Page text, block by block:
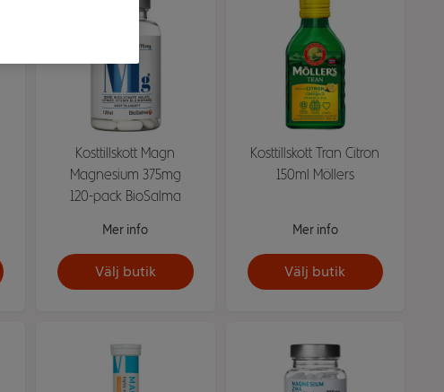
Kosttillskott Magn
Magnesium 375mg
120-pack BioSalma
Mer info
Välj butik
Kosttillskott Tran Citron
150ml Möllers
Mer info
Välj butik